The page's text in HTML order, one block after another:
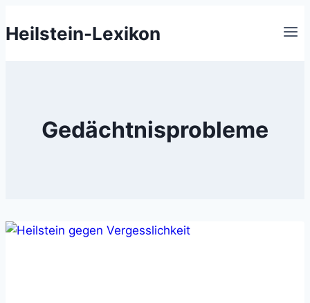
Inhalt
Heilstein-Lexikon
Gedächtnisprobleme